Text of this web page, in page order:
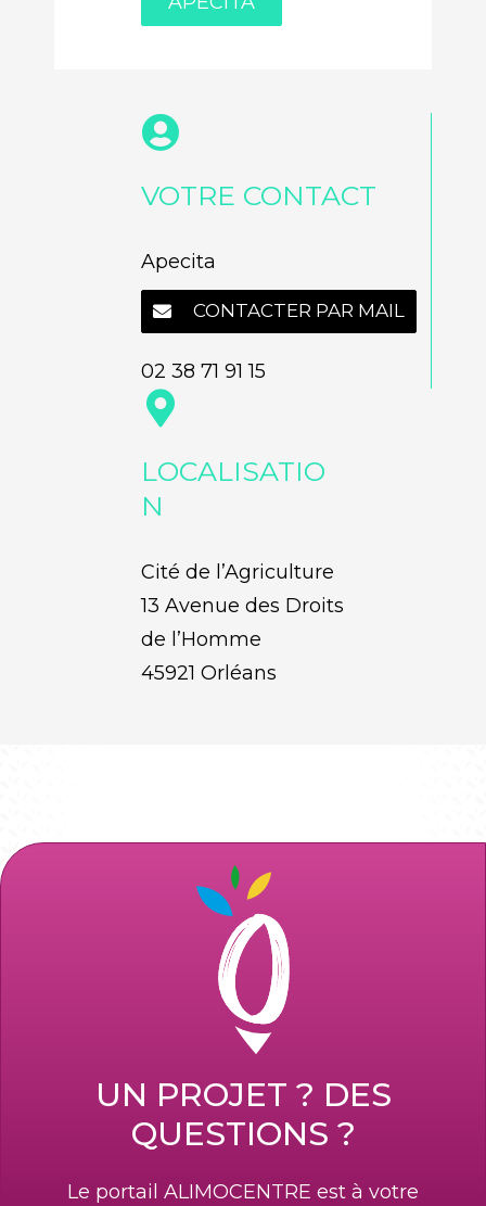
VOTRE CONTACT
Apecita
CONTACTER PAR MAIL
02 38 71 91 15
LOCALISATIO
N
Cité de l’Agriculture
13 Avenue des Droits
de l’Homme
45921 Orléans
UN PROJET ? DES
QUESTIONS ?
Le portail ALIMOCENTRE est à votre